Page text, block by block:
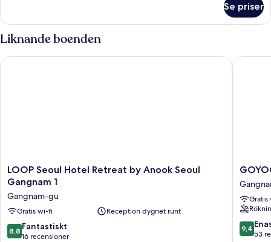
of
Main
Building
and
Twin
Room
(Random
Allocation
of
Se priser
Liknande boenden
LOOP
Seoul
Hotel
Retreat
by
Anook
Seoul
LOOP Seoul Hotel Retreat by Anook Seoul
Gangnam 1
Gangnam-gu
Gratis wi-fi Reception dygnet runt
8.8
av
8,8 Fantastiskt
16 recensioner
LOOP Seoul Hotel Retreat by Anook Seoul Gangnam 1
GOYOO
INN
&
HOMES
gu
9.4
av
9,4
53